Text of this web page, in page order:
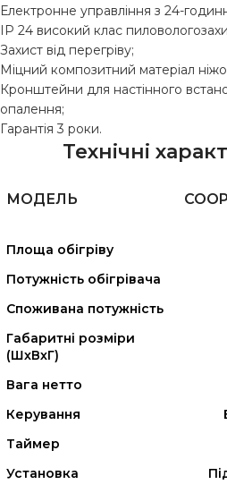
Електронне управління з 24-
IP 24 високий клас
Захист від перегріву;
Міцний композитний матеріал
Кронштейни для настінного
опалення;
Гарантія 3 роки.
Технічні
МОДЕЛЬ
Площа обігріву
Потужність обігрівача
Споживана потужність
Габаритні розміри
(ШхВхГ)
Вага нетто
Керування
Таймер
Установка